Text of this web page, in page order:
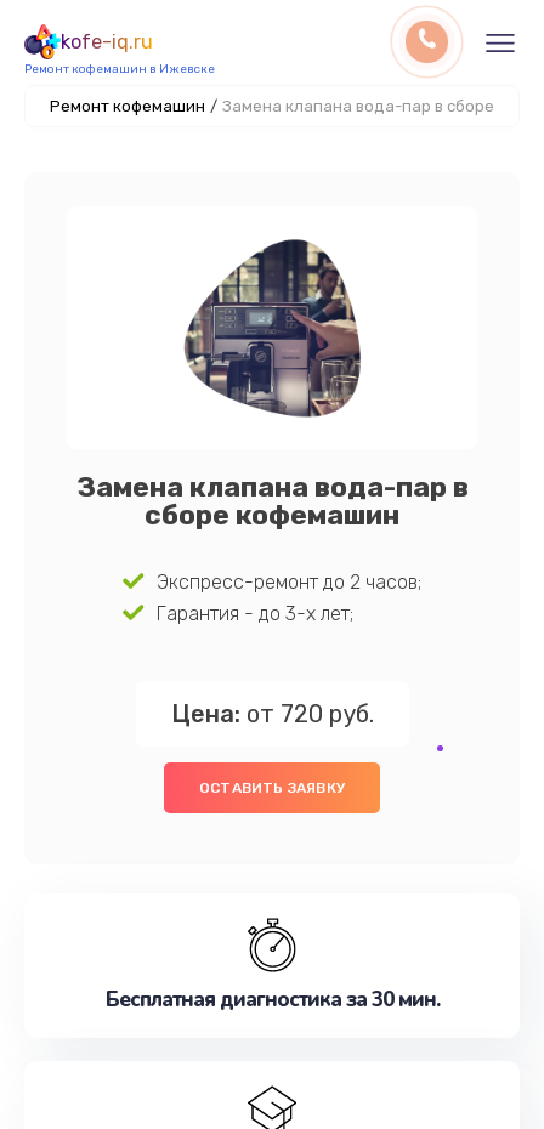
kofe-iq.ru
Ремонт кофемашин в Ижевске
Ремонт кофемашин / Замена клапана вода-пар в сборе
Замена клапана вода-пар в
сборе кофемашин
Экспресс-ремонт до 2 часов;
Гарантия - до 3-х лет;
Цена: от 720 руб.
ОСТАВИТЬ ЗАЯВКУ
Бесплатная диагностика за 30 мин.